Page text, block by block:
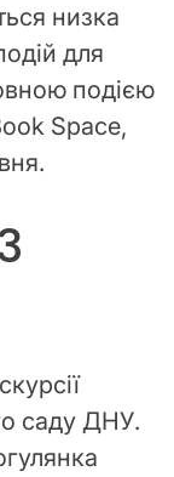
низка
для
подією
Space,
саду ДНУ.